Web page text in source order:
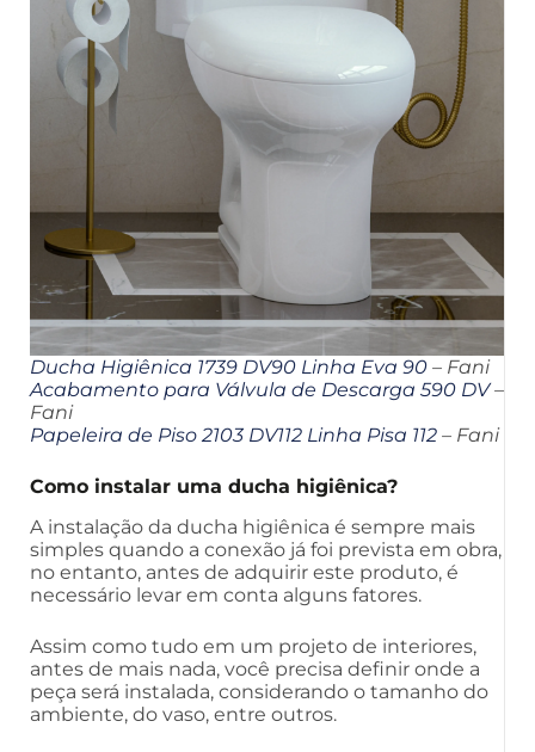
Ducha Higiênica 1739 DV90 Linha Eva 90 – Fani
Acabamento para Válvula de Descarga 590 DV–
Fani
Papeleira de Piso 2103 DV112 Linha Pisa 112 – Fani
Como instalar uma ducha higiênica?
A instalação da ducha higiênica é sempre mais
simples quando a conexão já foi prevista em obra,
no entanto, antes de adquirir este produto, é
necessário levar em conta alguns fatores.
Assim como tudo em um projeto de interiores,
antes de mais nada, você precisa definir onde a
peça será instalada, considerando o tamanho do
ambiente, do vaso, entre outros.